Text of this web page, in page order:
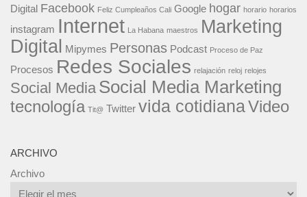
Digital Facebook Feliz Cumpleaños Cali Google hogar horario horarios
instagram Internet La Habana maestros Marketing
Digital Mipymes Personas Podcast Proceso de Paz
Procesos Redes Sociales relajación reloj relojes
Social Media Social Media Marketing
tecnología Tit@ Twitter vida cotidianaVideo
ARCHIVO
Archivo